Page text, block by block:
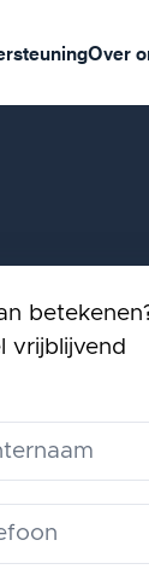
Over
vrijblijvend